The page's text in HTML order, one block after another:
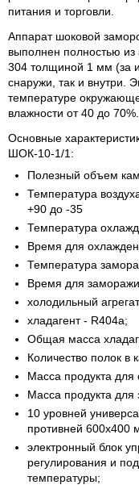
питания и торговли.
Аппарат шоковой
выполнен полностью
304 толщиной 1 мм (за
снаружи, так и внутри.
температуре
влажности от 40 до 70%.
Основные
ШОК-10-1/1:
Полезный объем
Температура
+90 до -35
Температура
Время для
Температура
Время для
холодильный
хладагент - R404a;
Общая масса
Количество полок
Масса продукта
Масса продукта
10 уровней
противней 600х400
электронный блок
регулирования и
температуры;